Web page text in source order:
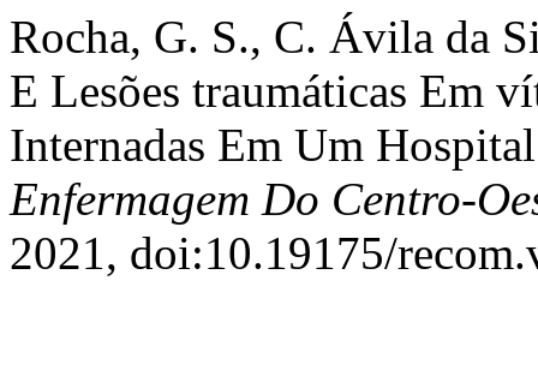
Rocha, G. S., C. Ávila da
E Lesões traumáticas Em
Internadas Em Um
Enfermagem Do Centro-
2021, doi:10.19175/